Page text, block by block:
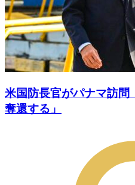
米国防長官がパナマ訪
奪還する」